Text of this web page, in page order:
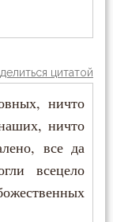
цитатой
ничто
ничто
все да
всецело